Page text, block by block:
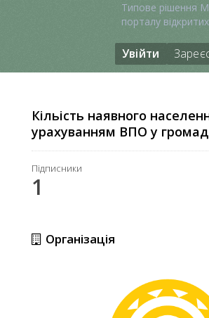
Типове рішення
порталу
Увійти
Кільість наявного
урахуванням ВПО у
Підписники
1
Організація